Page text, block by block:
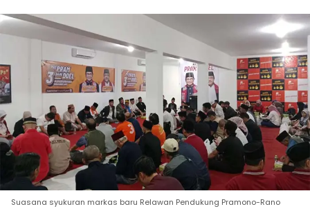
Suasana syukuran markas baru Relawan Pendukung Pramono-Rano